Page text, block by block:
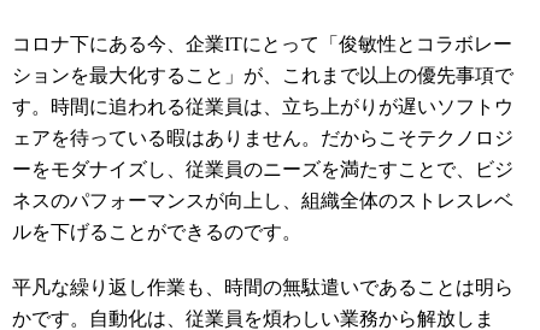
コロナ下にある今、企業ITにとって「俊敏性とコラボレー
ションを最大化すること」が、これまで以上の優先事項で
す。時間に追われる従業員は、 立ち上がりが遅いソフトウ
ェアを待っている暇はありません。だからこそテクノロジ
ーをモダナイズし、従業員のニーズを満たすことで、ビジ
ネスのパフォーマンスが向上し、組織全体のストレスレベ
ルを下げることができるのです。
平凡な繰り返し作業も、時間の無駄遣いであることは明ら
かです。自動化は、従業員を煩わしい業務から解放しま